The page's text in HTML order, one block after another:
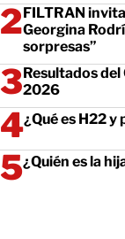
FILTRAN
Georgina
sorpresas”
Resultados
2026
¿Qué es H22 y
¿Quién es la